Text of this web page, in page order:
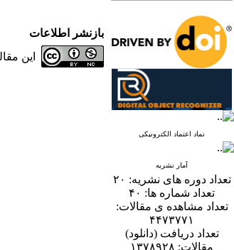
نماد اعتماد الکترونیکی
آمار نشریه
تعداد دوره های نشریه: ۲۰
تعداد شماره ها: ۴۰
تعداد مشاهده ی مقالات:
۴۴۷۳۷۷۱
تعداد دریافت (دانلود)
مقالات: ۱۳۷۸۹۲۸
بازنشر اطلاعات
این